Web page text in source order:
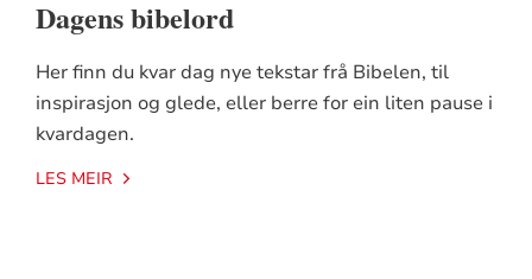
Dagens bibelord
Her finn du kvar dag nye tekstar frå Bibelen, til
inspirasjon og glede, eller berre for ein liten pause i
kvardagen.
LES MEIR